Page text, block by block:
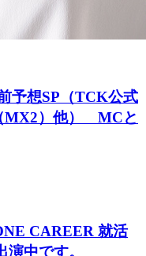
予想SP（TCK公式
MX2）他） MCと
CAREER 就活
中です。